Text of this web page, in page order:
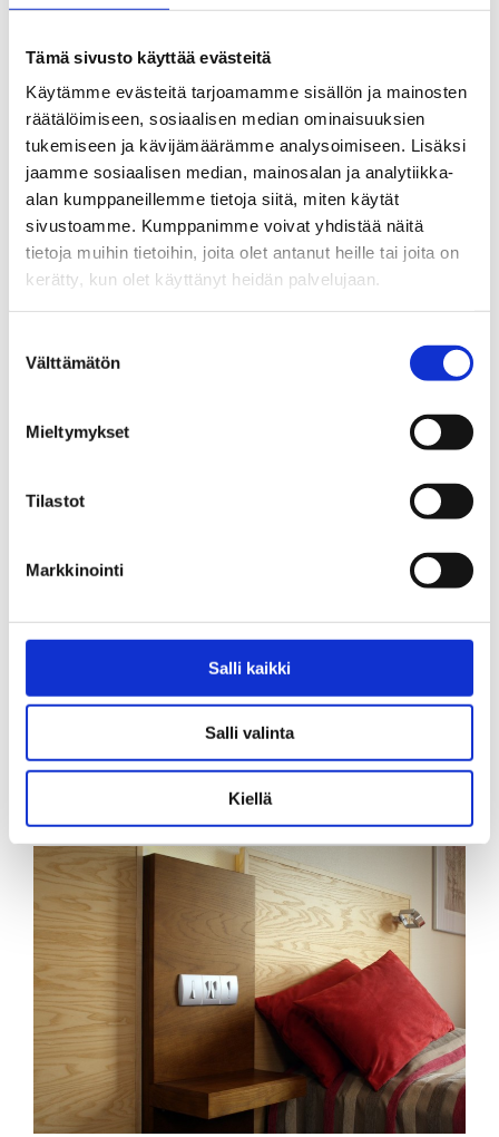
Tämä sivusto käyttää evästeitä
Käytämme evästeitä tarjoamamme sisällön ja mainosten
räätälöimiseen, sosiaalisen median ominaisuuksien
tukemiseen ja kävijämäärämme analysoimiseen. Lisäksi
jaamme sosiaalisen median, mainosalan ja analytiikka-
alan kumppaneillemme tietoja siitä, miten käytät
sivustoamme. Kumppanimme voivat yhdistää näitä
tietoja muihin tietoihin, joita olet antanut heille tai joita on
kerätty, kun olet käyttänyt heidän palvelujaan.
valinta
Välttämätön
Mieltymykset
Tilastot
Markkinointi
Salli kaikki
Salli valinta
Kiellä